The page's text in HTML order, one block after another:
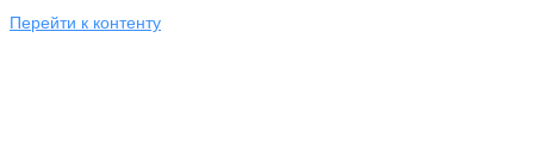
Перейти к контенту